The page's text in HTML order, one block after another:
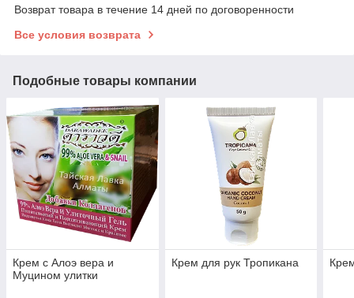
Возврат товара в течение 14 дней по договоренности
Все условия возврата
Подобные товары компании
Крем с Алоэ вера и
Муцином улитки
Крем для рук Тропикана